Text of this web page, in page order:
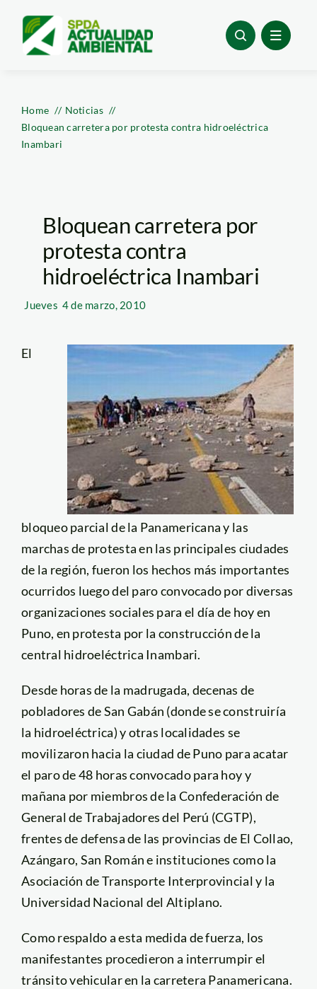
content
Home
Noticias
Bloquean carretera por protesta contra hidroeléctrica
Inambari
Bloquean carretera por
protesta contra
hidroeléctrica Inambari
Jueves 4 de marzo, 2010
El
bloqueo parcial de la Panamericana y las
marchas de protesta en las principales ciudades
de la región, fueron los hechos más importantes
ocurridos luego del paro convocado por diversas
organizaciones sociales para el día de hoy en
Puno, en protesta por la construcción de la
central hidroeléctrica Inambari.
Desde horas de la madrugada, decenas de
pobladores de San Gabán (donde se construiría
la hidroeléctrica) y otras localidades se
movilizaron hacia la ciudad de Puno para acatar
el paro de 48 horas convocado para hoy y
mañana por miembros de la Confederación de
General de Trabajadores del Perú (CGTP),
frentes de defensa de las provincias de El Collao,
Azángaro, San Román e instituciones como la
Asociación de Transporte Interprovincial y la
Universidad Nacional del Altiplano.
Como respaldo a esta medida de fuerza, los
manifestantes procedieron a interrumpir el
tránsito vehicular en la carretera Panamericana.